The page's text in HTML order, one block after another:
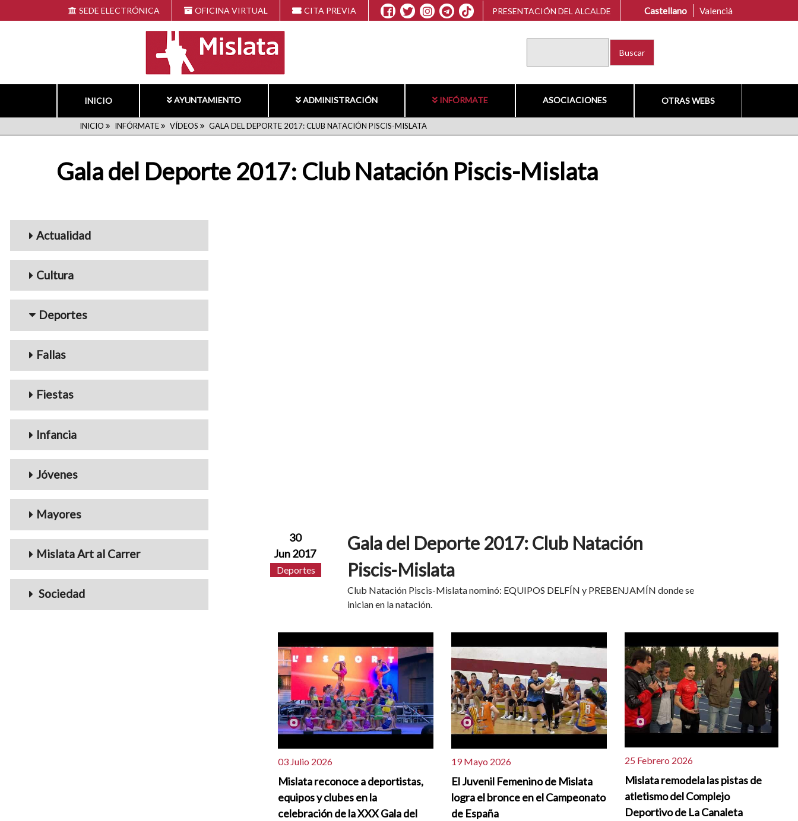
al
SEDE ELECTRÓNICA OFICINA VIRTUAL CITA PREVIA PRESENTACIÓN DEL ALCALDE Castellano Valencià
INICIO AYUNTAMIENTO ADMINISTRACIÓN INFÓRMATE ASOCIACIONES OTRAS WEBS
RUTA
DE
NAVEGACIÓN
INICIO INFÓRMATE VÍDEOS GALA DEL DEPORTE 2017: CLUB NATACIÓN PISCIS-MISLATA
Gala del Deporte 2017: Club Natación Piscis-Mislata
Menu_Videos
Actualidad
Cultura
Deportes
Fallas
Fiestas
Infancia
Jóvenes
Mayores
Mislata Art al Carrer
Sociedad
30
Jun 2017
Deportes
Gala del Deporte 2017: Club Natación
Piscis-Mislata
Club Natación Piscis-Mislata nominó: EQUIPOS DELFÍN y PREBENJAMÍN donde se
inician en la natación.
03 Julio 2026
Mislata reconoce a deportistas,
equipos y clubes en la
celebración de la XXX Gala del
19 Mayo 2026
El Juvenil Femenino de Mislata
logra el bronce en el Campeonato
de España
25 Febrero 2026
Mislata remodela las pistas de
atletismo del Complejo
Deportivo de La Canaleta